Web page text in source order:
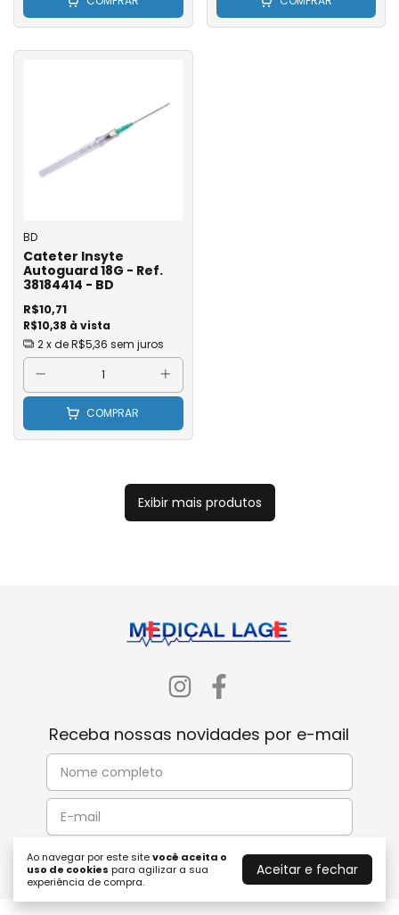
Ao navegar por este sitevocê aceita o
uso de cookies para agilizar a sua
experiência de compra.
Aceitar e fechar
BD
Cateter Insyte
Autoguard 18G - Ref.
38184414 - BD
R$10,38 à vista
R$10,71
2x deR$5,36 sem juros
COMPRAR
Exibir mais produtos
Receba nossas novidades por e-mail